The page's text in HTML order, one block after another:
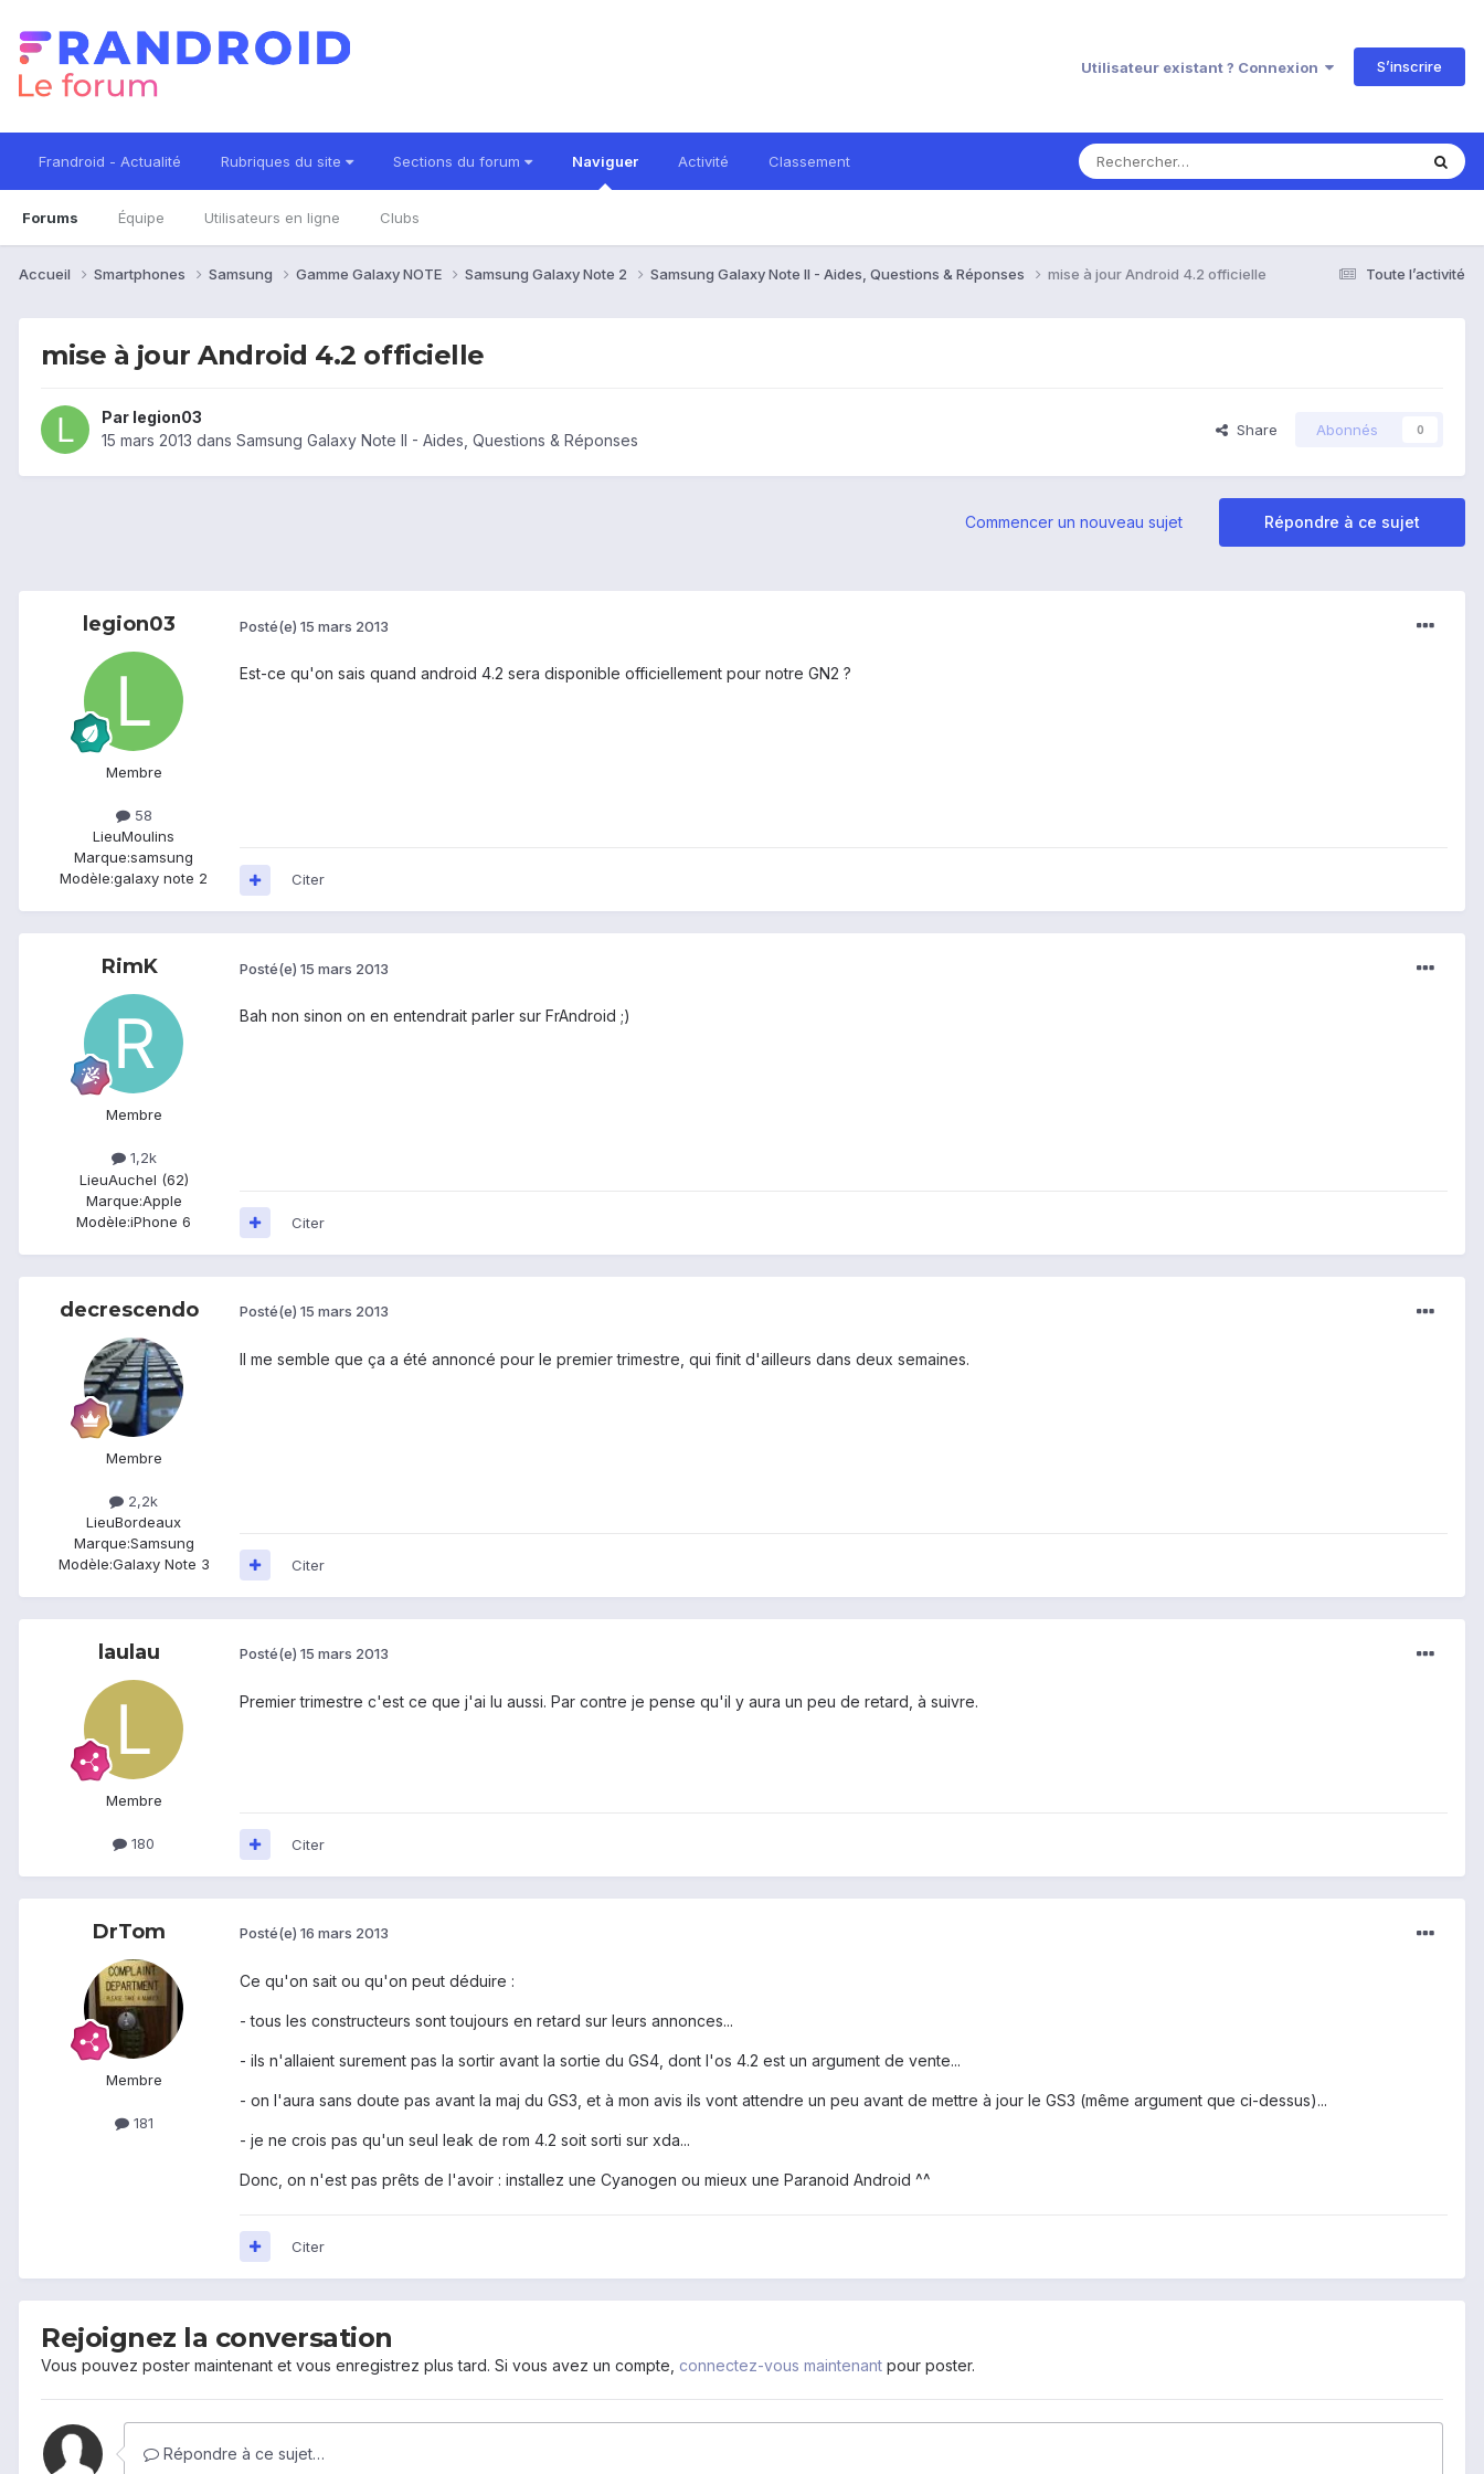
Utilisateur existant ? Connexion S’inscrire
Frandroid - Actualité Rubriques du site Sections du forum Naviguer
Forums Équipe Utilisateurs en ligne Clubs
Activité Classement
Toute l’activité
Accueil Smartphones Samsung Gamme Galaxy NOTE Samsung Galaxy Note 2 Samsung Galaxy Note II - Aides, Questions & Réponses mise à jour Android 4.2 officielle
mise à jour Android 4.2 officielle
Par legion03
15 mars 2013 dans Samsung Galaxy Note II - Aides, Questions & Réponses
Share Abonnés 0
Répondre à ce sujet
Commencer un nouveau sujet
legion03
Membre
58
LieuMoulins
Marque:samsung
Modèle:galaxy note 2
Posté(e) 15 mars 2013
Est-ce qu'on sais quand android 4.2 sera disponible officiellement pour notre GN2 ?
Citer
RimK
Membre
1,2k
LieuAuchel (62)
Marque:Apple
Modèle:iPhone 6
Posté(e) 15 mars 2013
Bah non sinon on en entendrait parler sur FrAndroid ;)
Citer
decrescendo
Membre
2,2k
LieuBordeaux
Marque:Samsung
Modèle:Galaxy Note 3
Posté(e) 15 mars 2013
Il me semble que ça a été annoncé pour le premier trimestre, qui finit d'ailleurs dans deux semaines.
Citer
laulau
Membre
180
Posté(e) 15 mars 2013
Premier trimestre c'est ce que j'ai lu aussi. Par contre je pense qu'il y aura un peu de retard, à suivre.
Citer
DrTom
Membre
181
Posté(e) 16 mars 2013
Ce qu'on sait ou qu'on peut déduire :
- tous les constructeurs sont toujours en retard sur leurs annonces...
- ils n'allaient surement pas la sortir avant la sortie du GS4, dont l'os 4.2 est un argument de vente...
- on l'aura sans doute pas avant la maj du GS3, et à mon avis ils vont attendre un peu avant de mettre à jour le GS3 (même argument que ci-dessus)...
- je ne crois pas qu'un seul leak de rom 4.2 soit sorti sur xda...
Donc, on n'est pas prêts de l'avoir : installez une Cyanogen ou mieux une Paranoid Android ^^
Citer
Rejoignez la conversation
Vous pouvez poster maintenant et vous enregistrez plus tard. Si vous avez un compte, connectez-vous maintenant pour poster.
Répondre à ce sujet…